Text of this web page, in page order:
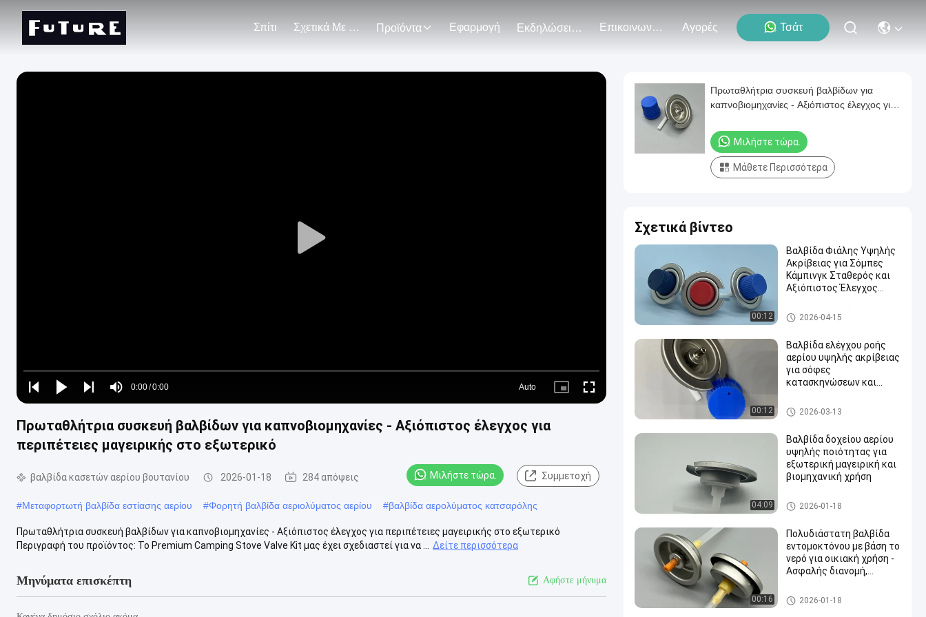
Σπίτι Σχετικά Με Εμάς Προϊόντα Εφαρμογή Εκδηλώσεις Επικοινωνήστε Μαζί Μας Αγορές Τσάτ
Play
Play
Play
Play
Mute
Time
0:00/0:00
Loaded:
0%
Auto
Picture- Fullscreen
Πρωταθλήτρια συσκευή βαλβίδων για καπνοβιομηχανίες - Αξιόπιστος έλεγχος για
περιπέτειες μαγειρικής στο εξωτερικό
βαλβίδα κασετών αερίου βουτανίου 2026-01-18 284 απόψεις Μιλήστε τώρα. Συμμετοχή
#Μεταφορτωτή βαλβίδα εστίασης αερίου #Φορητή βαλβίδα αεριολύματος αερίου #βαλβίδα αερολύματος κατσαρόλης
Πρωταθλήτρια συσκευή βαλβίδων για καπνοβιομηχανίες - Αξιόπιστος έλεγχος για περιπέτειες μαγειρικής στο εξωτερικό
Περιγραφή του προϊόντος: Το Premium Camping Stove Valve Kit μας έχει σχεδιαστεί για να ...
Δείτε περισσότερα
Μηνύματα επισκέπτη Αφήστε μήνυμα
Πρωταθλήτρια συσκευή βαλβίδων για
καπνοβιομηχανίες - Αξιόπιστος έλεγχος για
Μιλήστε τώρα.
Μάθετε Περισσότερα
Σχετικά βίντεο
00:12
Βαλβίδα Φιάλης Υψηλής
Ακρίβειας για Σόμπες
Κάμπινγκ Σταθερός και
Αξιόπιστος Έλεγχος
βαλβίδα κασετών αερίου βο
υτανίου
2026-04-15
00:12
Βαλβίδα ελέγχου ροής
αερίου υψηλής ακρίβειας
για σόφες
κατασκηνώσεων και
βαλβίδα κασετών αερίου βο
υτανίου
2026-03-13
04:09
Βαλβίδα δοχείου αερίου
υψηλής ποιότητας για
εξωτερική μαγειρική και
βιομηχανική χρήση
βαλβίδα κασετών αερίου βο
υτανίου
2026-01-18
00:16
Πολυδιάστατη βαλβίδα
εντομοκτόνου με βάση το
νερό για οικιακή χρήση -
Ασφαλής διανομή,
water alcohol based insecticid
e valve
2026-01-18